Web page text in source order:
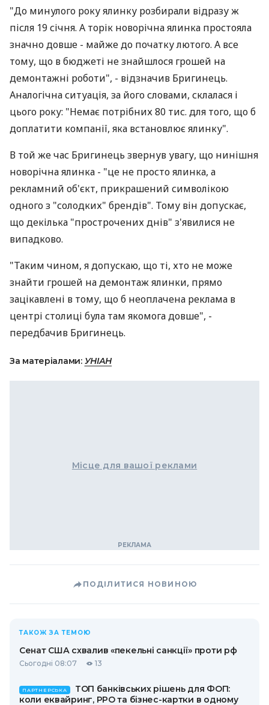
"До минулого року ялинку розбирали відразу ж
після 19 січня. А торік новорічна ялинка простояла
значно довше - майже до початку лютого. А все
тому, що в бюджеті не знайшлося грошей на
демонтажні роботи", - відзначив Бригинець.
Аналогічна ситуація, за його словами, склалася і
цього року: "Немає потрібних 80 тис. для того, що б
доплатити компанії, яка встановлює ялинку".
В той же час Бригинець звернув увагу, що нинішня
новорічна ялинка - "це не просто ялинка, а
рекламний об'єкт, прикрашений символікою
одного з "солодких" брендів". Тому він допускає,
що декілька "прострочених днів" з'явилися не
випадково.
"Таким чином, я допускаю, що ті, хто не може
знайти грошей на демонтаж ялинки, прямо
зацікавлені в тому, що б неоплачена реклама в
центрі столиці була там якомога довше", -
передбачив Бригинець.
За матеріалами: УНІАН
Місце для вашої реклами
ПОДІЛИТИСЯ НОВИНОЮ
ТАКОЖ ЗА ТЕМОЮ
Сенат США схвалив «пекельні санкції» проти рф
Сьогодні 08:07 13
ПАРТНЕРСЬКА
ТОП банківських рішень для ФОП:
коли еквайринг, РРО та бізнес-картки в одному